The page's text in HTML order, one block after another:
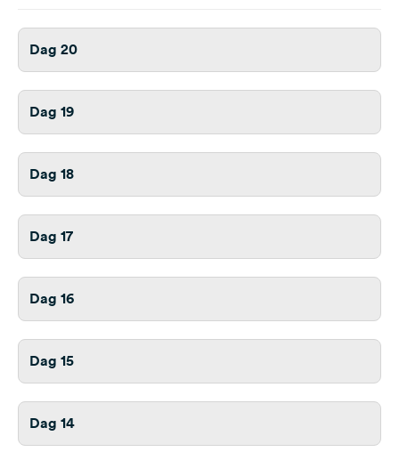
Dag 20
Dag 19
Dag 18
Dag 17
Dag 16
Dag 15
Dag 14